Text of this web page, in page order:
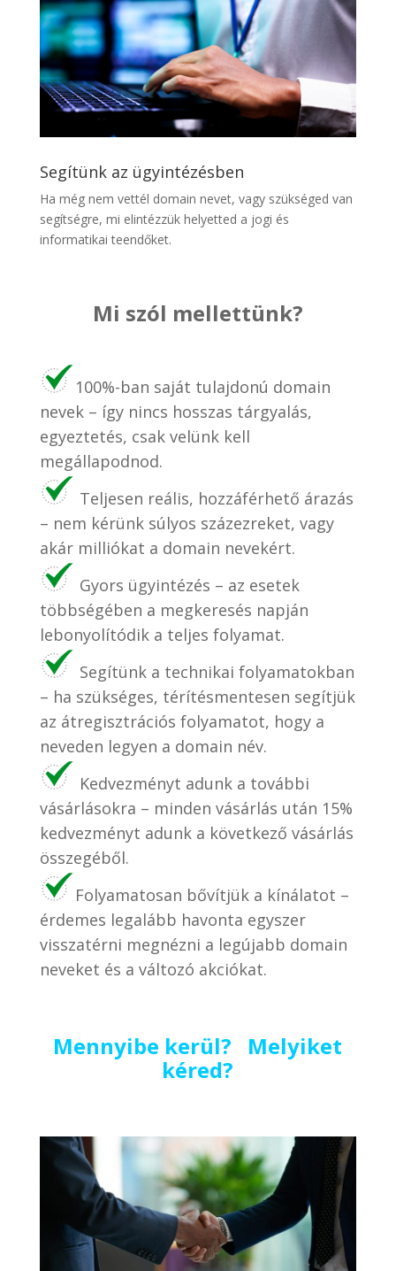
Segítünk az ügyintézésben
Ha még nem vettél domain nevet, vagy szükséged van
segítségre, mi elintézzük helyetted a jogi és
informatikai teendőket.
Mi szól mellettünk?
100%-ban saját tulajdonú domain
nevek – így nincs hosszas tárgyalás,
egyeztetés, csak velünk kell
megállapodnod.
Teljesen reális, hozzáférhető árazás
– nem kérünk súlyos százezreket, vagy
akár milliókat a domain nevekért.
Gyors ügyintézés – az esetek
többségében a megkeresés napján
lebonyolítódik a teljes folyamat.
Segítünk a technikai folyamatokban
– ha szükséges, térítésmentesen segítjük
az átregisztrációs folyamatot, hogy a
neveden legyen a domain név.
Kedvezményt adunk a további
vásárlásokra – minden vásárlás után 15%
kedvezményt adunk a következő vásárlás
összegéből.
Folyamatosan bővítjük a kínálatot –
érdemes legalább havonta egyszer
visszatérni megnézni a legújabb domain
neveket és a változó akciókat.
Mennyibe kerül? Melyiket
kéred?